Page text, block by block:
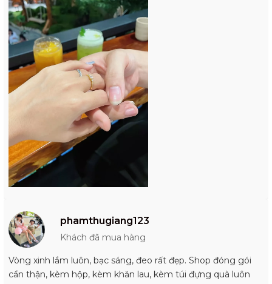
phamthugiang123
Khách đã mua hàng
Vòng xinh lắm luôn, bạc sáng, đeo rất đẹp. Shop đóng gói
cẩn thận, kèm hộp, kèm khăn lau, kèm túi đựng quà luôn